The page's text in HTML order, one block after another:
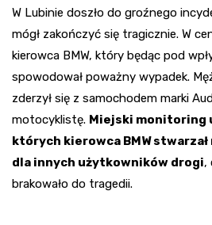
W Lubinie doszło do groźnego
mógł zakończyć się tragicznie. W
kierowca BMW, który będąc pod
spowodował poważny wypadek.
zderzył się z samochodem marki
motocyklistę. Miejski monitoring
których kierowca BMW
dla innych użytkowników drogi,
brakowało do tragedii.